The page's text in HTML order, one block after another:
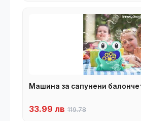
Машина за сапунени
33.99 лв 119.78